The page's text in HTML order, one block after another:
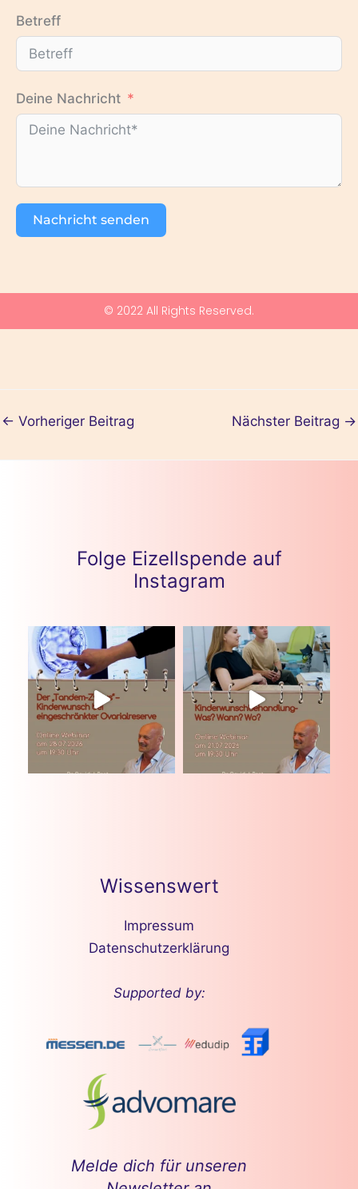
Betreff
Deine Nachricht
Nachricht senden
© 2022 All Rights Reserved.
← Vorheriger Beitrag Nächster Beitrag →
Folge Eizellspende auf
Instagram
Wissenswert
Impressum
Datenschutzerklärung
Supported by:
Melde dich für unseren